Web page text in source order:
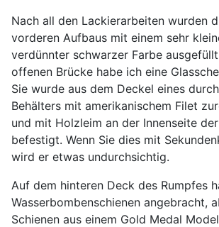
Nach all den Lackierarbeiten wurden
vorderen Aufbaus mit einem sehr
verdünnter schwarzer Farbe
offenen Brücke habe ich eine
Sie wurde aus dem Deckel eines
Behälters mit amerikanischem Filet
und mit Holzleim an der Innenseite
befestigt. Wenn Sie dies mit
wird er etwas undurchsichtig.
Auf dem hinteren Deck des Rumpfes
Wasserbombenschienen angebracht,
Schienen aus einem Gold Medal